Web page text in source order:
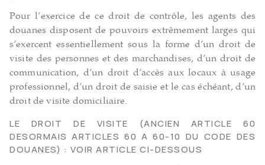
Pour l’exercice de ce droit de contrôle, les agents des
douanes disposent de pouvoirs extrêmement larges qui
s’exercent essentiellement sous la forme d’un droit de
visite des personnes et des marchandises, d’un droit de
communication, d’un droit d’accès aux locaux à usage
professionnel, d’un droit de saisie et le cas échéant, d’un
droit de visite domiciliaire.
LE DROIT DE VISITE (ANCIEN ARTICLE 60
DESORMAIS ARTICLES 60 A 60-10 DU CODE DES
DOUANES) : VOIR ARTICLE CI-DESSOUS